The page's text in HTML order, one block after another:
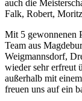
auch die
Falk, Robert,
Mit 5 gewonnenen
Team aus
Weigmannsdorf,
wieder sehr erfreut
außerhalb mit
freuen uns auf ein